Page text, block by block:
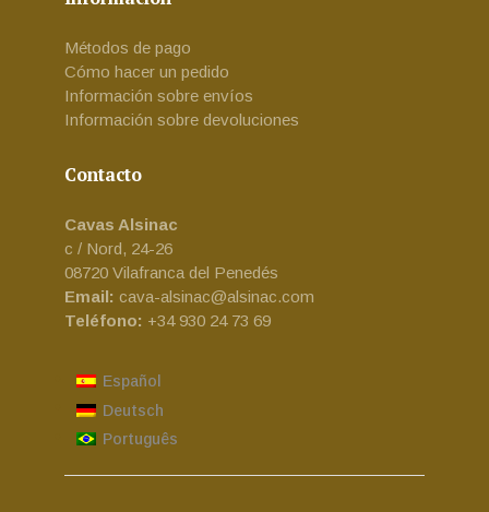
Métodos de pago
Cómo hacer un pedido
Información sobre envíos
Información sobre devoluciones
Contacto
Cavas Alsinac
c / Nord, 24-26
08720 Vilafranca del Penedés
Email: cava-alsinac@alsinac.com
Teléfono: +34 930 24 73 69
Español
Deutsch
Português